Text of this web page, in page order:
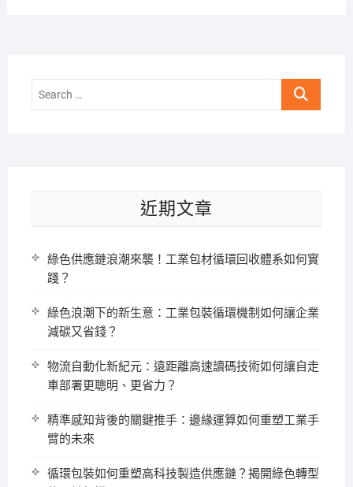
Search
近期文章
綠色供應鏈浪潮來襲！工業包材循環回收體系如何實
踐？
綠色浪潮下的新生意：工業包裝循環機制如何讓企業
減碳又省錢？
物流自動化新紀元：遠距離高速讀碼技術如何讓自走
車部署更聰明、更省力？
精準感知背後的關鍵推手：邊緣運算如何重塑工業手
臂的未來
循環包裝如何重塑高科技製造供應鏈？揭開綠色轉型